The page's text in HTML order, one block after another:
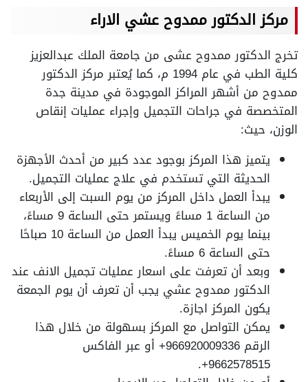
مركز الدكتور ممدوح عشي الاراء
تخرج الدكتور ممدوح عشى من جامعة الملك عبدالعزيز
كلية الطب في عام 1994 م، كما يُعتبر مركز الدكتور
ممدوح من أشهر المراكز الموجودة في مدينة جدة
المتخصصة في جراحات التجميل وإجراء عمليات إنقاص
الوزن، حيث:
يتميز هذا المركز بوجود عدد كبير من أحدث الأجهزة
الحديثة التي تستخدم في علاج عمليات التجميل.
يبدأ العمل داخل المركز من يوم السبت إلى الأربعاء
من الساعة 1 مساءً ويستمر حتى الساعة 9 مساءً،
بينما يوم الخميس يبدأ العمل من الساعة 10 صباحًا
حتى الساعة 6 مساءً.
وبعد أن تعرفت على اسعار عمليات تجميل الانف عند
الدكتور ممدوح عشي يجب أن تعرف أن يوم الجمعة
يكون المركز اجازة.
يمكن التواصل مع المركز بسهولة من خلال هذا
الرقم 966920009336+ أو عبر الفاكس
9662578515+.